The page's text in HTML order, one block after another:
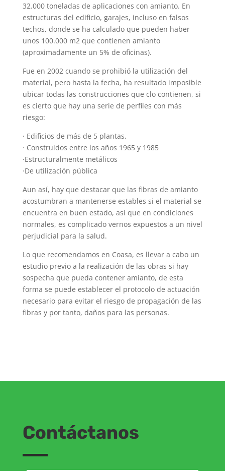
32.000 toneladas de aplicaciones con amianto. En
estructuras del edificio, garajes, incluso en falsos
techos, donde se ha calculado que pueden haber
unos 100.000 m2 que contienen amianto
(aproximadamente un 5% de oficinas).
Fue en 2002 cuando se prohibió la utilización del
material, pero hasta la fecha, ha resultado imposible
ubicar todas las construcciones que clo contienen, si
es cierto que hay una serie de perfiles con más
riesgo:
· Edificios de más de 5 plantas.
· Construidos entre los años 1965 y 1985
·Estructuralmente metálicos
·De utilización pública
Aun así, hay que destacar que las fibras de amianto
acostumbran a mantenerse estables si el material se
encuentra en buen estado, así que en condiciones
normales, es complicado vernos expuestos a un nivel
perjudicial para la salud.
Lo que recomendamos en Coasa, es llevar a cabo un
estudio previo a la realización de las obras si hay
sospecha que pueda contener amianto, de esta
forma se puede establecer el protocolo de actuación
necesario para evitar el riesgo de propagación de las
fibras y por tanto, daños para las personas.
Contáctanos